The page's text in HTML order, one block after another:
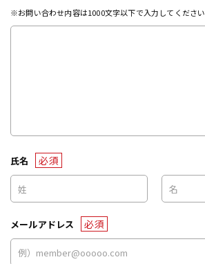
※お問い合わせ内容は1000文字以下で入力してください
氏名 必須
メールアドレス 必須